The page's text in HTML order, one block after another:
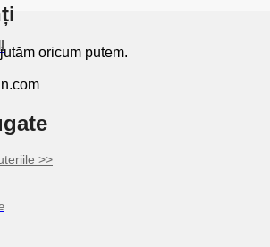
>>
oricum putem.